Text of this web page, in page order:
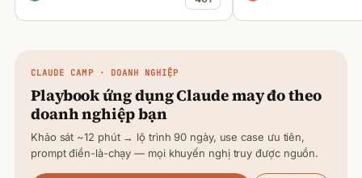
CLAUDE CAMP · DOANH NGHIỆP
Playbook ứng dụngClaudemay đo theo
doanh nghiệp bạn
Khảo sát ~12 phút → lộ trình 90 ngày, use case ưu tiên,
prompt điền-là-chạy — mọi khuyến nghị truy được nguồn.